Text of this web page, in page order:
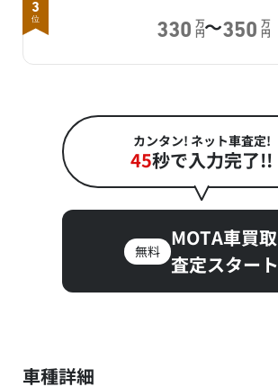
3
位
330 万
円～350 万
円
カンタン! ネット車査定!
45秒で入力完了!!
無料
MOTA車買取
査定スタート
車種詳細